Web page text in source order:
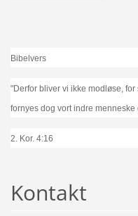
Bibelvers
"Derfor bliver vi ikke modløse,
fornyes dog vort indre menneske
2. Kor. 4:16
Kontakt